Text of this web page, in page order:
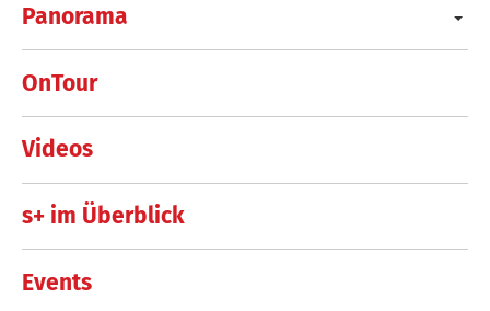
Panorama
OnTour
Videos
s+ im Überblick
Events